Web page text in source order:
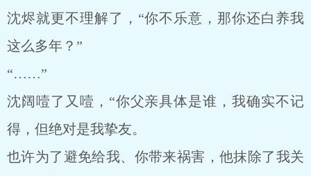
沈烬就更不理解了，“你不乐意，那你还白养我
这么多年？”
“……”
沈阔噎了又噎，“你父亲具体是谁，我确实不记
得，但绝对是我挚友。
也许为了避免给我、你带来祸害，他抹除了我关